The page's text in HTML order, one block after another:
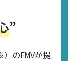
”
のFMVが提